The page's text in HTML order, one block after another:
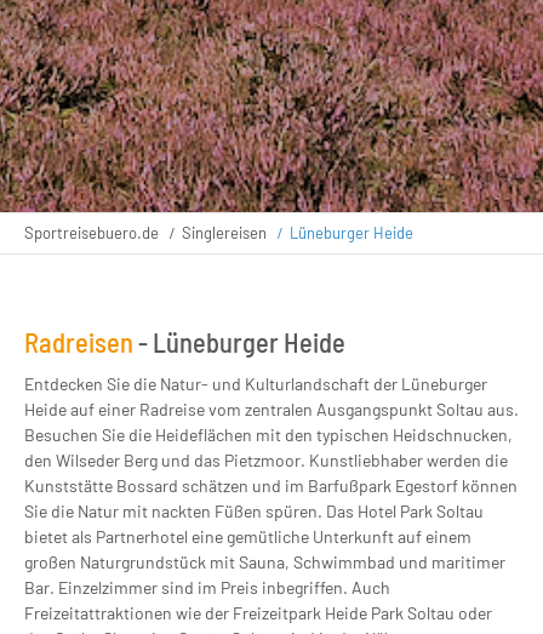
Sportreisebuero.de Singlereisen Lüneburger Heide
Radreisen- Lüneburger Heide
Entdecken Sie die Natur- und Kulturlandschaft der Lüneburger
Heide auf einer Radreise vom zentralen Ausgangspunkt Soltau aus.
Besuchen Sie die Heideflächen mit den typischen Heidschnucken,
den Wilseder Berg und das Pietzmoor. Kunstliebhaber werden die
Kunststätte Bossard schätzen und im Barfußpark Egestorf können
Sie die Natur mit nackten Füßen spüren. Das Hotel Park Soltau
bietet als Partnerhotel eine gemütliche Unterkunft auf einem
großen Naturgrundstück mit Sauna, Schwimmbad und maritimer
Bar. Einzelzimmer sind im Preis inbegriffen. Auch
Freizeitattraktionen wie der Freizeitpark Heide Park Soltau oder